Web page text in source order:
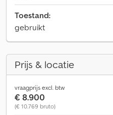
Toestand:
gebruikt
Prijs & locatie
vraagprijs excl. btw
€ 8.900
(€ 10.769 bruto)